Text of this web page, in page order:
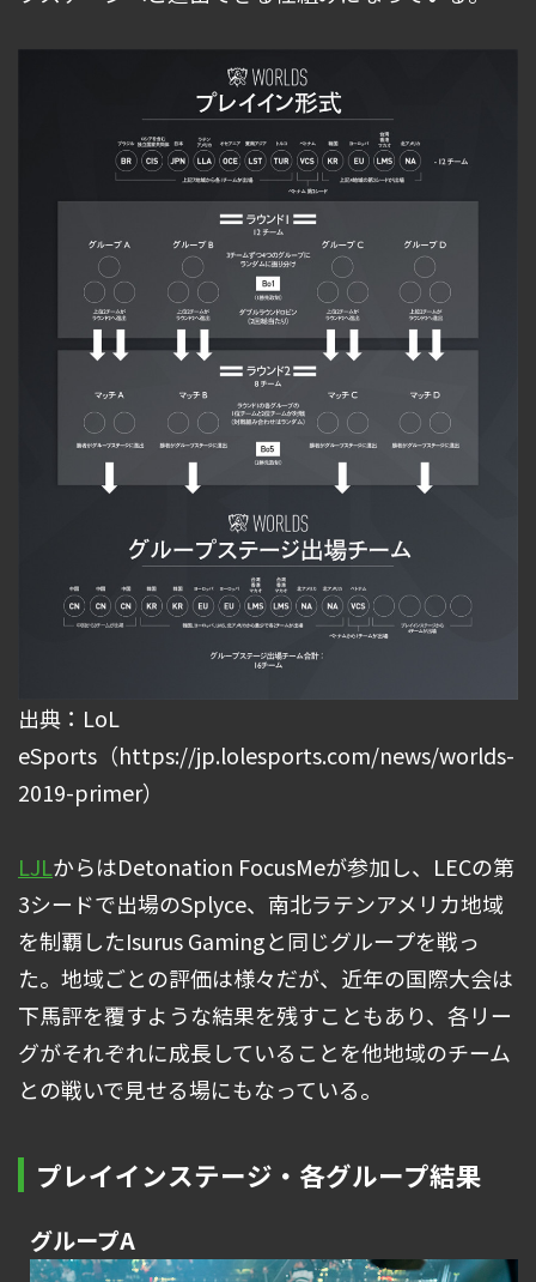
出典：LoL
eSports（https://jp.lolesports.com/news/worlds-
2019-primer）
LJLからはDetonation FocusMeが参加し、LECの第
3シードで出場のSplyce、南北ラテンアメリカ地域
を制覇したIsurus Gamingと同じグループを戦っ
た。地域ごとの評価は様々だが、近年の国際大会は
下馬評を覆すような結果を残すこともあり、各リー
グがそれぞれに成長していることを他地域のチーム
との戦いで見せる場にもなっている。
プレイインステージ・各グループ結果
グループA